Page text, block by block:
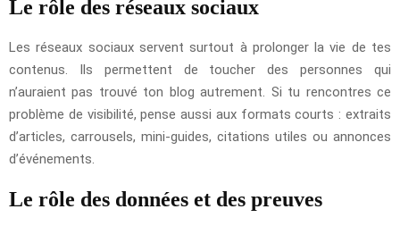
Le rôle des réseaux sociaux
Les réseaux sociaux servent surtout à prolonger la vie de tes
contenus. Ils permettent de toucher des personnes qui
n’auraient pas trouvé ton blog autrement. Si tu rencontres ce
problème de visibilité, pense aussi aux formats courts : extraits
d’articles, carrousels, mini-guides, citations utiles ou annonces
d’événements.
Le rôle des données et des preuves